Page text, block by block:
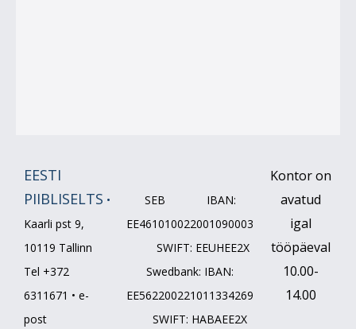
EESTI
PIIBLISELTS •
Kaarli pst 9,
10119 Tallinn
Tel +372
6311671 • e-
post
SEB IBAN:
EE461010022001090003
SWIFT: EEUHEE2X
Swedbank: IBAN:
EE562200221011334269
SWIFT: HABAEE2X
Kontor on
avatud
igal
tööpäeval
10.00-
14.00